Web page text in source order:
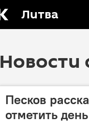
Литва
Новости
Песков
отметить